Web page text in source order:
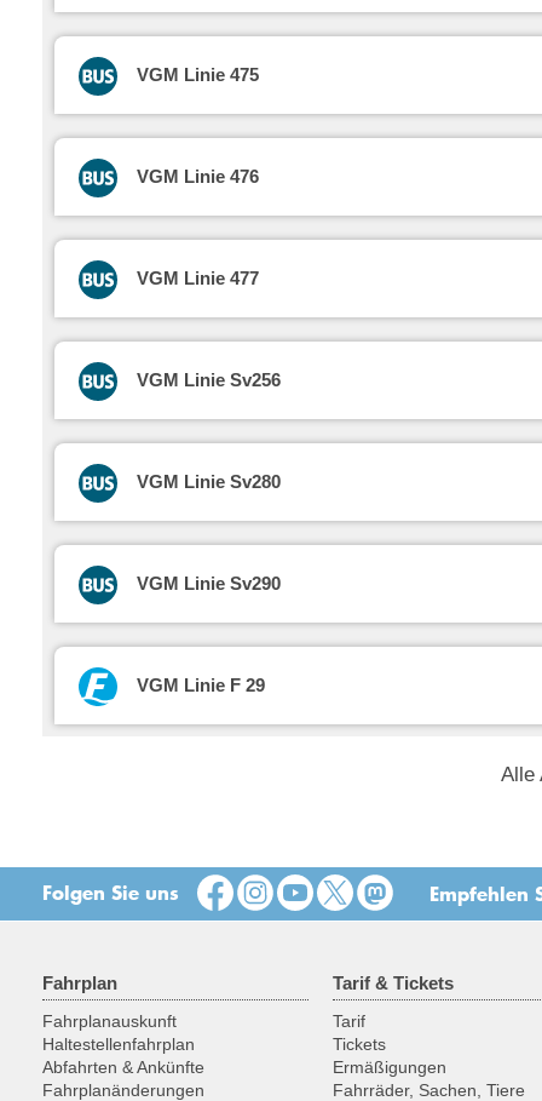
VGM Linie 475
VGM Linie 476
VGM Linie 477
VGM Linie Sv256
VGM Linie Sv280
VGM Linie Sv290
VGM Linie F 29
Alle
Folgen Sie uns Empfehlen
Fahrplan
Fahrplanauskunft
Haltestellenfahrplan
Abfahrten & Ankünfte
Fahrplanänderungen
Tarif & Tickets
Tarif
Tickets
Ermäßigungen
Fahrräder, Sachen, Tiere